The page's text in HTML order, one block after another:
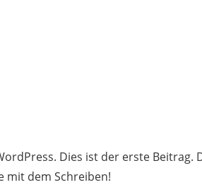
Dies ist der erste Beitrag.
mit dem Schreiben!